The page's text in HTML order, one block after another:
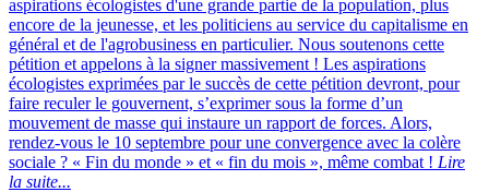
aspirations écologistes d'une grande partie de la population, plus
encore de la jeunesse, et les politiciens au service du capitalisme en
général et de l'agrobusiness en particulier. Nous soutenons cette
pétition et appelons à la signer massivement ! Les aspirations
écologistes exprimées par le succès de cette pétition devront, pour
faire reculer le gouvernent, s’exprimer sous la forme d’un
mouvement de masse qui instaure un rapport de forces. Alors,
rendez-vous le 10 septembre pour une convergence avec la colère
sociale ? « Fin du monde » et « fin du mois », même combat ! Lire
la suite...